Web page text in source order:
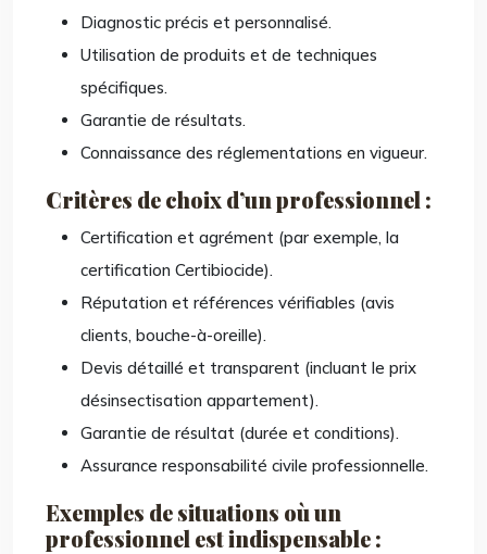
Diagnostic précis et personnalisé.
Utilisation de produits et de techniques
spécifiques.
Garantie de résultats.
Connaissance des réglementations en vigueur.
Critères de choix d’un professionnel :
Certification et agrément (par exemple, la
certification Certibiocide).
Réputation et références vérifiables (avis
clients, bouche-à-oreille).
Devis détaillé et transparent (incluant le prix
désinsectisation appartement).
Garantie de résultat (durée et conditions).
Assurance responsabilité civile professionnelle.
Exemples de situations où un
professionnel est indispensable :